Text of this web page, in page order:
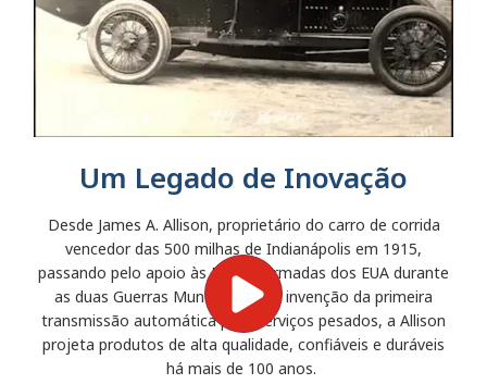
Um Legado de Inovação
Desde James A. Allison, proprietário do carro de corrida
vencedor das 500 milhas de Indianápolis em 1915,
passando pelo apoio às Forças Armadas dos EUA durante
as duas Guerras Mundiais, até a invenção da primeira
transmissão automática para serviços pesados, a Allison
projeta produtos de alta qualidade, confiáveis e duráveis
há mais de 100 anos.